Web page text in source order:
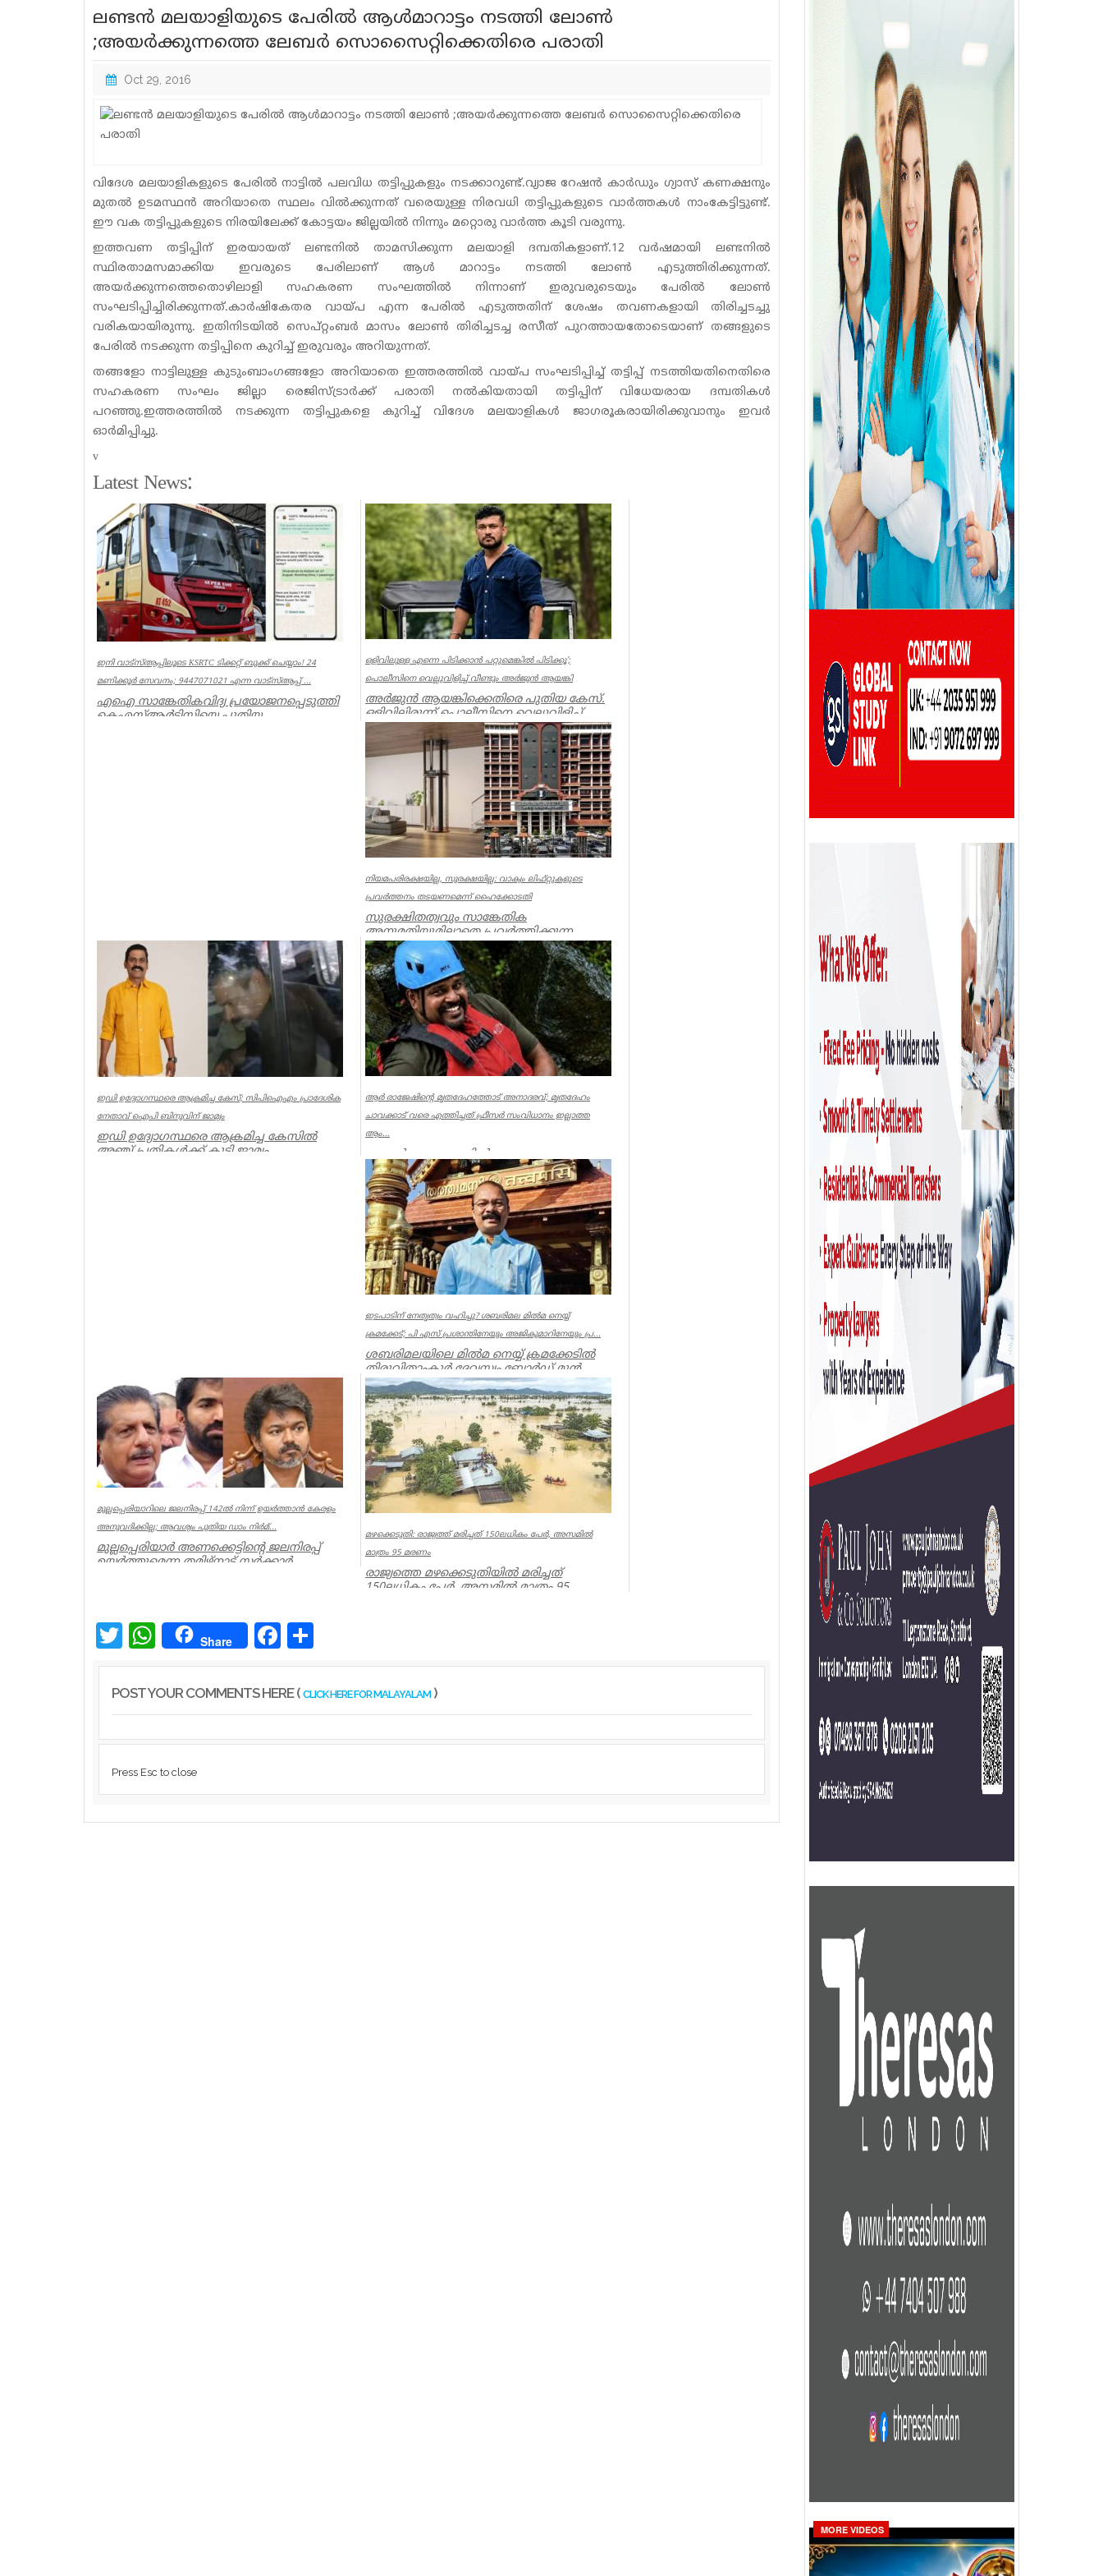
ലണ്ടന്‍ മലയാളിയുടെ പേരില്‍ ആള്‍മാറാട്ടം നടത്തി ലോണ്‍
;അയര്‍ക്കുന്നത്തെ ലേബര്‍ സൊസൈറ്റിക്കെതിരെ പരാതി
Oct 29, 2016
വിദേശ മലയാളികളുടെ പേരില്‍ നാട്ടില്‍ പലവിധ തട്ടിപ്പുകളും നടക്കാറുണ്ട്.വ്യാജ റേഷന്‍ കാര്‍ഡും ഗ്യാസ് കണക്ഷനും
മുതല്‍ ഉടമസ്ഥന്‍ അറിയാതെ സ്ഥലം വില്‍ക്കുന്നത് വരെയുള്ള നിരവധി തട്ടിപ്പുകളുടെ വാര്‍ത്തകള്‍ നാംകേട്ടിട്ടുണ്ട്.
ഈ വക തട്ടിപ്പുകളുടെ നിരയിലേക്ക് കോട്ടയം ജില്ലയില്‍ നിന്നും മറ്റൊരു വാര്‍ത്ത കൂടി വരുന്നു.
ഇത്തവണ തട്ടിപ്പിന് ഇരയായത് ലണ്ടനില്‍ താമസിക്കുന്ന മലയാളി ദമ്പതികളാണ്.12 വര്‍ഷമായി ലണ്ടനില്‍
സ്ഥിരതാമസമാക്കിയ ഇവരുടെ പേരിലാണ് ആള്‍ മാറാട്ടം നടത്തി ലോണ്‍ എടുത്തിരിക്കുന്നത്.
അയര്‍ക്കുന്നത്തെതൊഴിലാളി സഹകരണ സംഘത്തില്‍ നിന്നാണ് ഇരുവരുടെയും പേരില്‍ ലോണ്‍
സംഘടിപ്പിച്ചിരിക്കുന്നത്.കാര്‍ഷികേതര വായ്പ എന്ന പേരില്‍ എടുത്തതിന് ശേഷം തവണകളായി തിരിച്ചടച്ചു
വരികയായിരുന്നു. ഇതിനിടയില്‍ സെപ്റ്റംബര്‍ മാസം ലോണ്‍ തിരിച്ചടച്ച രസീത് പുറത്തായതോടെയാണ് തങ്ങളുടെ
പേരില്‍ നടക്കുന്ന തട്ടിപ്പിനെ കുറിച്ച് ഇരുവരും അറിയുന്നത്.
തങ്ങളോ നാട്ടിലുള്ള കുടുംബാംഗങ്ങളോ അറിയാതെ ഇത്തരത്തില്‍ വായ്പ സംഘടിപ്പിച്ച് തട്ടിപ്പ് നടത്തിയതിനെതിരെ
സഹകരണ സംഘം ജില്ലാ രെജിസ്ട്രാര്‍ക്ക് പരാതി നല്‍കിയതായി തട്ടിപ്പിന് വിധേയരായ ദമ്പതികള്‍
പറഞ്ഞു.ഇത്തരത്തില്‍ നടക്കുന്ന തട്ടിപ്പുകളെ കുറിച്ച് വിദേശ മലയാളികള്‍ ജാഗരൂകരായിരിക്കുവാനും ഇവര്‍
ഓര്‍മിപ്പിച്ചു.
v
Latest News:
ഇനി വാട്‌സ്ആപ്പിലൂടെ KSRTC ടിക്കറ്റ് ബുക്ക് ചെയ്യാം! 24
മണിക്കൂർ സേവനം; 9447071021 എന്ന വാട്സ്ആപ്പ് ...
എഐ സാങ്കേതികവിദ്യ പ്രയോജനപ്പെടുത്തി
കെഎസ്ആർടിസിയെ പുതിയ
ഒളിവിലുള്ള എന്നെ പിടിക്കാൻ പറ്റുമെങ്കിൽ പിടിക്കൂ’;
പൊലീസിനെ വെല്ലുവിളിച്ച് വീണ്ടും അർജുൻ ആയങ്കി
അർജുൻ ആയങ്കിക്കെതിരെ പുതിയ കേസ്.
ഒളിവിലിരുന്ന് പൊലീസിനെ വെല്ലുവിളിച്ച്
ഭീഷണിപ്പെടുത്തിയതിനാണ് കേസ്....
Kerala
നിയമപരിരക്ഷയില്ല, സുരക്ഷയില്ല: വാക്വം ലിഫ്റ്റുകളുടെ
പ്രവര്‍ത്തനം തടയണമെന്ന് ഹൈക്കോടതി
സുരക്ഷിതത്വവും സാങ്കേതിക
അനുമതിയുമില്ലാതെ പ്രവര്‍ത്തിക്കുന്ന
അനധികൃത വാക്വം ലിഫ്റ്റുകളുടെ പ്രവര്‍ത്...
Kerala
ഇഡി ഉദ്യോഗസ്ഥരെ ആക്രമിച്ച കേസ്; സിപിഐഎം പ്രാദേശിക
നേതാവ് ഐപി ബിനുവിന് ജാമ്യം
ഇഡി ഉദ്യോഗസ്ഥരെ ആക്രമിച്ച കേസില്‍
അഞ്ച് പ്രതികള്‍ക്ക് കൂടി ജാമ്യം.
ആര്‍ രാജേഷിന്റെ മൃതദേഹത്തോട് അനാദരവ്; മൃതദേഹം
ചാവക്കാട് വരെ എത്തിച്ചത് ഫ്രീസര്‍ സംവിധാനം ഇല്ലാത്ത
ആം...
കണ്ണൂര്‍ ചെറുപുഴയില്‍
രക്ഷാപ്രവര്‍ത്തനത്തിനിടെ ജീവന്‍ നഷ്ടമായ
നീന്തല്‍ പരിശീലകന്‍ ആര്‍ രാജേഷിന്റെ മ...
Latest News
ഇടപാടിന് നേതൃത്വം വഹിച്ചു? ശബരിമല മില്‍മ നെയ്യ്
ക്രമക്കേട്; പി എസ് പ്രശാന്തിനേയും അജികുമാറിനേയും പ്ര...
ശബരിമലയിലെ മില്‍മ നെയ്യ് ക്രമക്കേടില്‍
തിരുവിതാംകൂര്‍ ദേവസ്വം ബോര്‍ഡ് മുന്‍
പ്രസിഡന്റ് പി എസ് പ്രശാ...
Kerala
മുല്ലപ്പെരിയാറിലെ ജലനിരപ്പ് 142ല്‍ നിന്ന് ഉയര്‍ത്താന്‍ കേരളം
അനുവദിക്കില്ല; ആവശ്യം പുതിയ ഡാം നിര്‍മ്...
മുല്ലപ്പെരിയാര്‍ അണക്കെട്ടിന്റെ ജലനിരപ്പ്
ഉയര്‍ത്തുമെന്ന തമിഴ്‌നാട് സര്‍ക്കാര്‍
മഴക്കെടുതി: രാജ്യത്ത് മരിച്ചത് 150ലധികം പേർ, അസമിൽ
മാത്രം 95 മരണം
രാജ്യത്തെ മഴക്കെടുതിയിൽ മരിച്ചത്
150ലധികം പേർ. അസമിൽ മാത്രം 95
Twitter WhatsAppShare Facebook
POST YOUR COMMENTS HERE ( CLICK HERE FOR MALAYALAM)
Press Esc to close
MORE VIDEOS